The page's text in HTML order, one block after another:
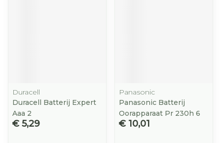
Duracell
Duracell Batterij Expert
Aaa 2
€ 5,29
Panasonic
Panasonic Batterij
Oorapparaat Pr 230h 6
€ 10,01